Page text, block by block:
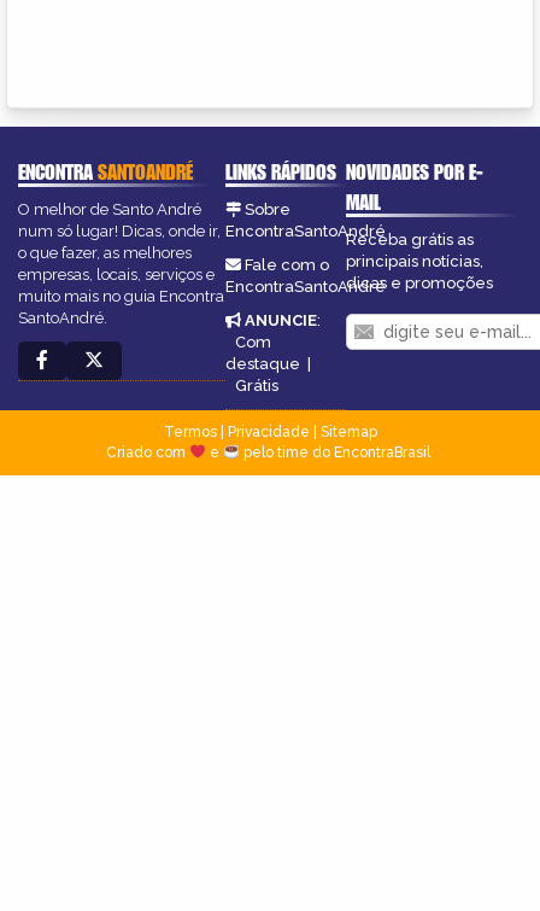
ENCONTRASANTOANDRÉ
O melhor de Santo André
num só lugar! Dicas, onde ir,
o que fazer, as melhores
empresas, locais, serviços e
muito mais no guia Encontra
SantoAndré.
LINKS RÁPIDOS
Sobre
EncontraSantoAndré
Fale com o
EncontraSantoAndré
ANUNCIE:
Com
destaque |
Grátis
NOVIDADES POR E-
MAIL
Receba grátis as
principais notícias,
dicas e promoções
Termos| Privacidade
Sitemap
Criado com
e pelo time do EncontraBrasil